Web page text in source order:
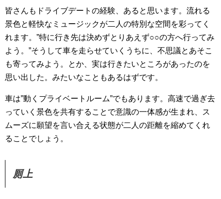
皆さんもドライブデートの経験、あると思います。流れる
景色と軽快なミュージックが二人の特別な空間を彩ってく
れます。”特に行き先は決めずとりあえず○○の方へ行ってみ
よう。”そうして車を走らせていくうちに、不思議とあそこ
も寄ってみよう。とか、実は行きたいところがあったのを
思い出した。みたいなこともあるはずです。
車は”動くプライベートルーム”でもあります。高速で過ぎ去
っていく景色を共有することで意識の一体感が生まれ、ス
ムーズに願望を言い合える状態が二人の距離を縮めてくれ
ることでしょう。
厠上